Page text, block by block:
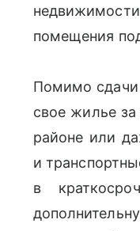
помещения
Помимо сдачи
свое жилье
районе или
и
в